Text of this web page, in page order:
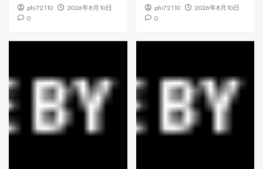
phi72110
2026年8月10日
0
phi72110
2026年8月10日
0